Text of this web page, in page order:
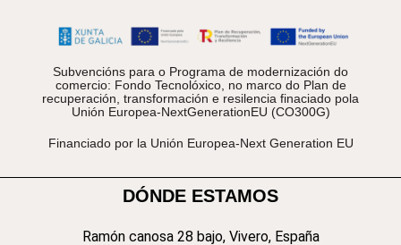
Subvencións para o Programa de modernización do
comercio: Fondo Tecnolóxico, no marco do Plan de
recuperación, transformación e resilencia finaciado pola
Unión Europea-NextGenerationEU (CO300G)
Financiado por la Unión Europea-Next Generation EU
DÓNDE ESTAMOS
Ramón canosa 28 bajo, Vivero, España